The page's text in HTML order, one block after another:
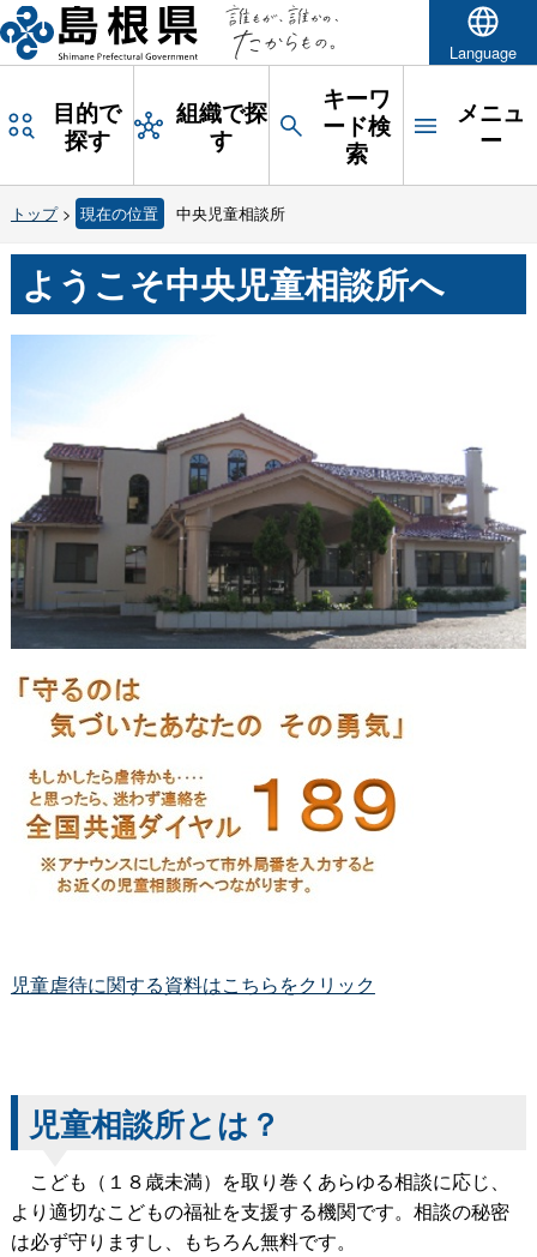
Language
目的で
探す
組織で探
す
キーワ
ード検
索
メニュ
ー
トップ> 現在の位置 中央児童相談所
ようこそ中央児童相談所へ
児童虐待に関する資料はこちらをクリック
児童相談所とは？
こども（１８歳未満）を取り巻くあらゆる相談に応じ、
より適切なこどもの福祉を支援する機関です。相談の秘密
は必ず守りますし、もちろん無料です。